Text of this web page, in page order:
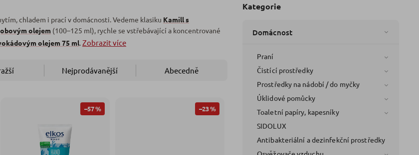
Kategorie
Domácnost
Praní
Čistící prostředky
Prostředky na nádobí / do myčky
Úklidové pomůcky
Toaletní papíry, kapesníky
SIDOLUX
Antibakteriální a dezinfekční prostředky
chladem i prací v domácnosti. Vedeme klasiku Kamill s
olejem (100–125 ml), rychle se vstřebávající a koncentrované
olejem 75 ml.Zobrazit více
Nejprodávanější Abecedně
–57 % –23 %